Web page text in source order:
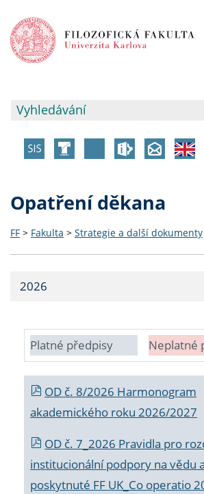
Opatření děkana
FF > Fakulta > Strategie a další dokumenty
2026
Platné předpisy Neplatné
OD č. 8/2026 Harmonogram
akademického roku 2026/2027
OD č. 7_2026 Pravidla pro
institucionální podpory na vědu
poskytnuté FF UK_Co operatio